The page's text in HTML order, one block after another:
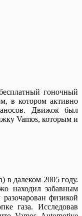
гоночный
в котором активно
Движок был
Vamos, которым и
в далеком 2005 году.
находил забавным
физикой
газа. Исследовав